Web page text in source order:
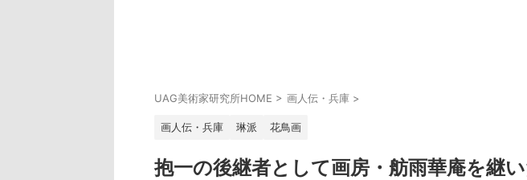
UAG美術家研究所HOME > 画人伝・兵庫 >
画人伝・兵庫 琳派 花鳥画
抱一の後継者として画房・舫雨華庵を継